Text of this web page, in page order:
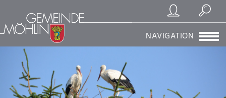
Registrierung/Login
Suchen
NAVIGATION